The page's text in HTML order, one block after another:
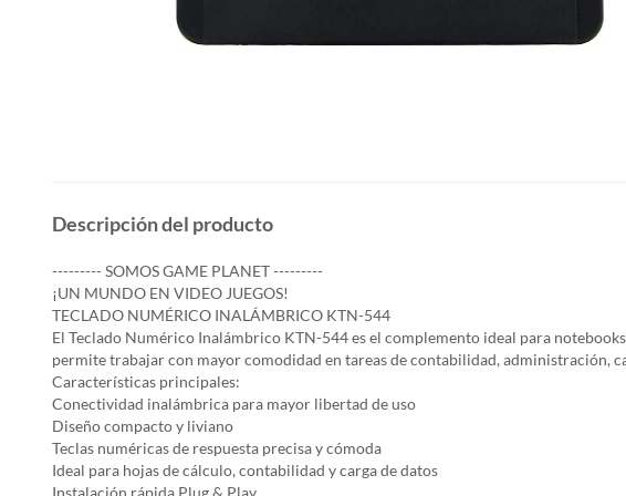
Descripción del producto
--------- SOMOS GAME PLANET ---------
¡UN MUNDO EN VIDEO JUEGOS!
TECLADO NUMÉRICO INALÁMBRICO KTN-544
El Teclado Numérico Inalámbrico KTN-544 es el complemento ideal para
permite trabajar con mayor comodidad en tareas de contabilidad, administración,
Características principales:
Conectividad inalámbrica para mayor libertad de uso
Diseño compacto y liviano
Teclas numéricas de respuesta precisa y cómoda
Ideal para hojas de cálculo, contabilidad y carga de datos
Instalación rápida Plug & Play